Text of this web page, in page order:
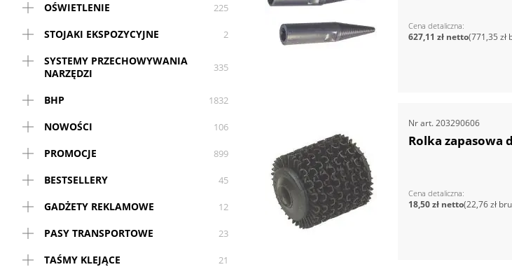
Cena detaliczna
771,35 zł
627,11 zł
Nr art. 203290606
Rolka zapasowa
Cena detaliczna
22,76 zł
18,50 zł
OŚWIETLENIE 225
STOJAKI EKSPOZYCYJNE 2
SYSTEMY PRZECHOWYWANIA
NARZĘDZI
335
BHP 1832
NOWOŚCI 106
PROMOCJE 899
BESTSELLERY 45
GADŻETY REKLAMOWE 12
PASY TRANSPORTOWE 23
TAŚMY KLEJĄCE 21